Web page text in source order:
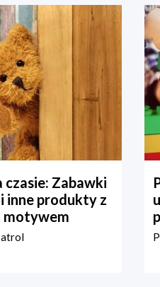
czasie: Zabawki
inne produkty z
motywem